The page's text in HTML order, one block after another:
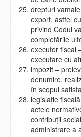
drepturi
export, astfel
privind Codul
completările
executor fiscal
executare cu
impozit –
denumire,
în scopul
legislaţie
actele
contribuţii
administrare a